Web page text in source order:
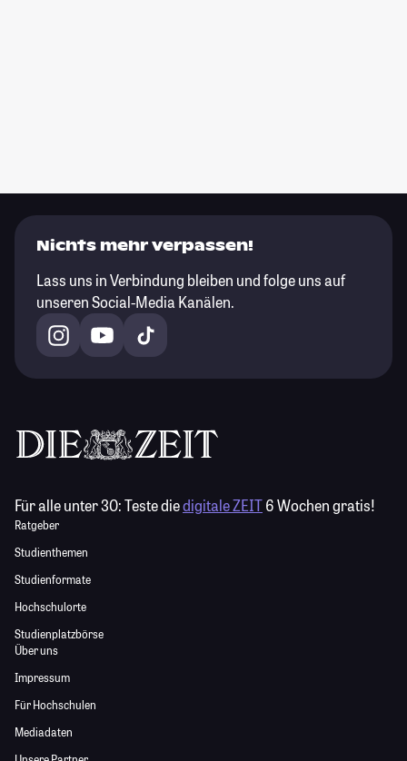
Nichts mehr verpassen!
Lass uns in Verbindung bleiben und folge uns auf
unseren Social-Media Kanälen.
Für alle unter 30:Teste diedigitale ZEIT6 Wochen gratis!
Ratgeber
Studienthemen
Studienformate
Hochschulorte
Studienplatzbörse
Über uns
Impressum
Für Hochschulen
Mediadaten